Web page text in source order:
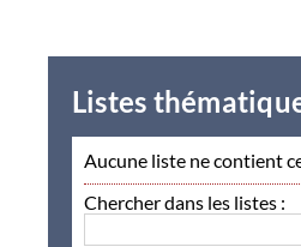
Listes
Aucune liste ne contient
Chercher dans les listes :